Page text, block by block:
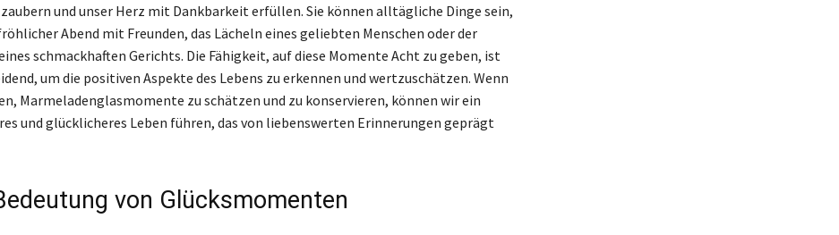
und unser Herz mit Dankbarkeit erfüllen. Sie können alltägliche Dinge sein,
Abend mit Freunden, das Lächeln eines geliebten Menschen oder der
schmackhaften Gerichts. Die Fähigkeit, auf diese Momente Acht zu geben, ist
um die positiven Aspekte des Lebens zu erkennen und wertzuschätzen. Wenn
Marmeladenglasmomente zu schätzen und zu konservieren, können wir ein
und glücklicheres Leben führen, das von liebenswerten Erinnerungen geprägt
von Glücksmomenten